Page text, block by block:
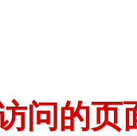
问的页